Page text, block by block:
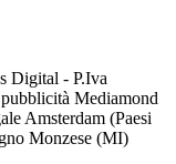
Digital - P.Iva
Mediamond
Amsterdam (Paesi
Monzese (MI)